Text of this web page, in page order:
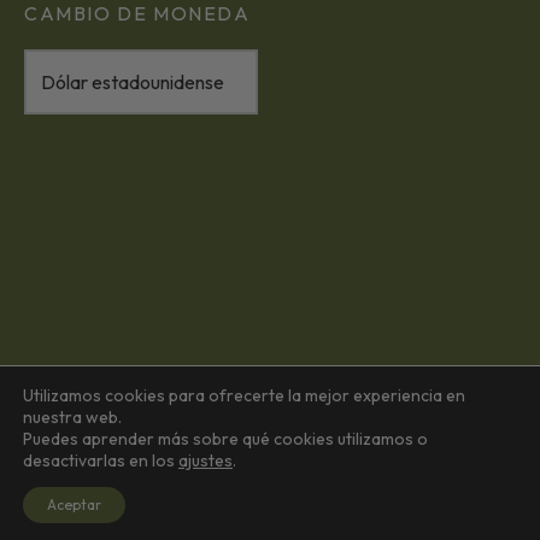
CAMBIO DE MONEDA
Utilizamos cookies para ofrecerte la mejor experiencia en
nuestra web.
Puedes aprender más sobre qué cookies utilizamos o
desactivarlas en los ajustes.
Aceptar